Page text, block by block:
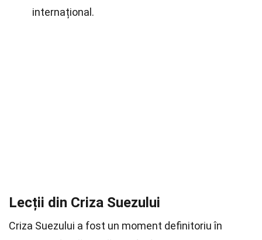
internațional.
Lecții din Criza Suezului
Criza Suezului a fost un moment definitoriu în